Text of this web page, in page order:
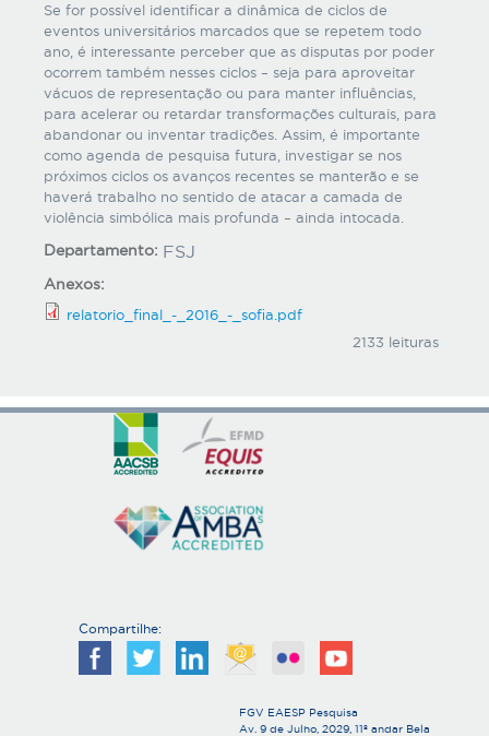
Se for possível identificar a dinâmica de ciclos de
eventos universitários marcados que se repetem todo
ano, é interessante perceber que as disputas por poder
ocorrem também nesses ciclos – seja para aproveitar
vácuos de representação ou para manter influências,
para acelerar ou retardar transformações culturais, para
abandonar ou inventar tradições. Assim, é importante
como agenda de pesquisa futura, investigar se nos
próximos ciclos os avanços recentes se manterão e se
haverá trabalho no sentido de atacar a camada de
violência simbólica mais profunda – ainda intocada.
Departamento: FSJ
Anexos:
relatorio_final_-_2016_-_sofia.pdf
2133 leituras
Compartilhe:
FGV EAESP Pesquisa
Av. 9 de Julho, 2029, 11º andar Bela